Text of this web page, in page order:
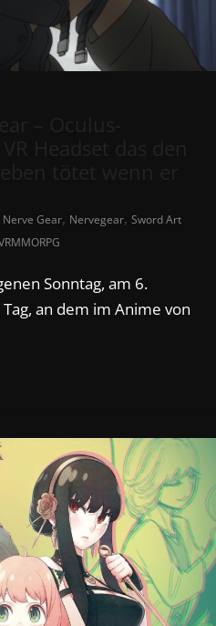
Nerve Gear, Nervegear, Sword Art
Sonntag, am 6.
an dem im Anime von